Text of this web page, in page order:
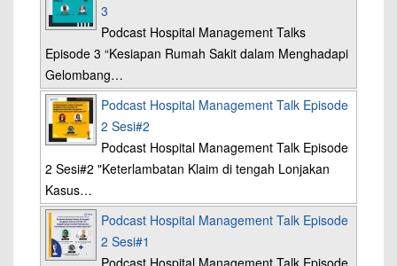
3
Podcast Hospital Management Talks
Episode 3 “Kesiapan Rumah Sakit dalam Menghadapi
Gelombang…
Podcast Hospital Management Talk Episode
2 Sesi#2
Podcast Hospital Management Talk Episode
2 Sesi#2 "Keterlambatan Klaim di tengah Lonjakan
Kasus…
Podcast Hospital Management Talk Episode
2 Sesi#1
Podcast Hospital Management Talk Episode